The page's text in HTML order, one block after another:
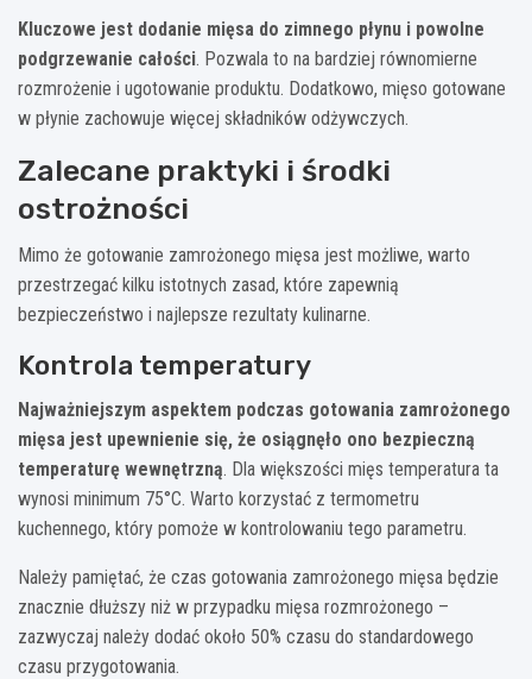
Kluczowe jest dodanie mięsa do zimnego płynu i powolne
podgrzewanie całości. Pozwala to na bardziej równomierne
rozmrożenie i ugotowanie produktu. Dodatkowo, mięso gotowane
w płynie zachowuje więcej składników odżywczych.
Zalecane praktyki i środki
ostrożności
Mimo że gotowanie zamrożonego mięsa jest możliwe, warto
przestrzegać kilku istotnych zasad, które zapewnią
bezpieczeństwo i najlepsze rezultaty kulinarne.
Kontrola temperatury
Najważniejszym aspektem podczas gotowania zamrożonego
mięsa jest upewnienie się, że osiągnęło ono bezpieczną
temperaturę wewnętrzną. Dla większości mięs temperatura ta
wynosi minimum 75°C. Warto korzystać z termometru
kuchennego, który pomoże w kontrolowaniu tego parametru.
Należy pamiętać, że czas gotowania zamrożonego mięsa będzie
znacznie dłuższy niż w przypadku mięsa rozmrożonego –
zazwyczaj należy dodać około 50% czasu do standardowego
czasu przygotowania.